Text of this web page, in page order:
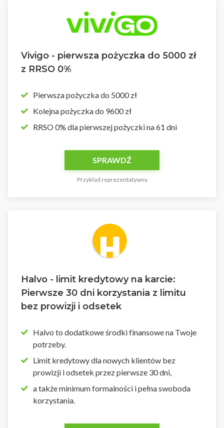
Vivigo - pierwsza pożyczka do 5000 zł
z RRSO 0%
Pierwsza pożyczka do 5000 zł
Kolejna pożyczka do 9600 zł
RRSO 0% dla pierwszej pożyczki na 61 dni
SPRAWDŹ
Przykład reprezentatywny
Halvo - limit kredytowy na karcie:
Pierwsze 30 dni korzystania z limitu
bez prowizji i odsetek
Halvo to dodatkowe środki finansowe na Twoje
potrzeby.
Limit kredytowy dla nowych klientów bez
prowizji i odsetek przez pierwsze 30 dni,
a także minimum formalności i pełna swoboda
korzystania.